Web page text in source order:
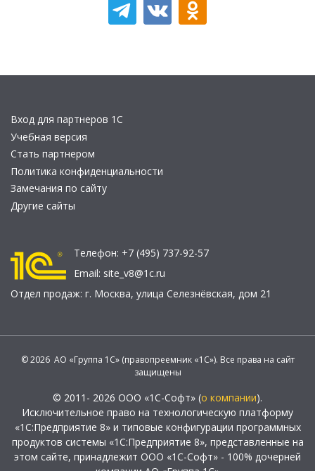
Вход для партнеров 1С
Учебная версия
Стать партнером
Политика конфиденциальности
Замечания по сайту
Другие сайты
Телефон: +7 (495) 737-92-57
Email: site_v8@1c.ru
Отдел продаж: г. Москва, улица Селезнёвская, дом 21
© 2026 АО «Группа 1С» (правопреемник «1С»). Все права на сайт
защищены
© 2011- 2026 ООО «1С-Софт» (о компании).
Исключительное право на технологическую платформу
«1С:Предприятие 8» и типовые конфигурации программных
продуктов системы «1С:Предприятие 8», представленные на
этом сайте, принадлежит ООО «1С-Софт» - 100% дочерней